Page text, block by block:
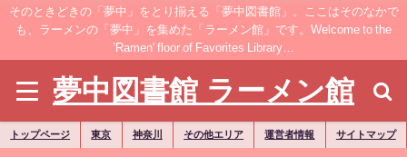
そのときどきの「夢中」をとり揃える「夢中図書館」。ここはそのなかで
も、ラーメンの「夢中」を集めた「ラーメン館」です。Welcome to the
’Ramen' floor of Favorites Library…
夢中図書館 ラーメン館
トップページ 東京 神奈川 その他エリア 運営者情報 サイトマップ